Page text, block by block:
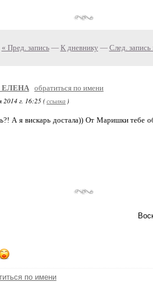
« Пред. запись— К дневнику — След. запись
обратиться по имени
2014 г. 16:25 (ссылка )
А я вискарь достала)) От Маришки
по имени